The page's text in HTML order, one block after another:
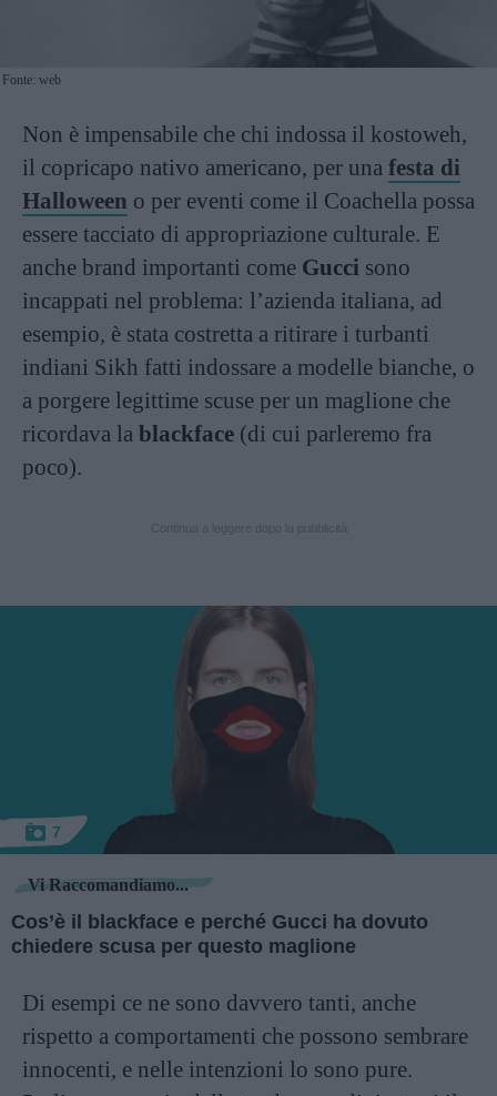
Fonte: web
Non è impensabile che chi indossa il kostoweh,
il copricapo nativo americano, per una festa di
Halloween o per eventi come il Coachella possa
essere tacciato di appropriazione culturale. E
anche brand importanti come Gucci sono
incappati nel problema: l’azienda italiana, ad
esempio, è stata costretta a ritirare i turbanti
indiani Sikh fatti indossare a modelle bianche, o
a porgere legittime scuse per un maglione che
ricordava la blackface (di cui parleremo fra
poco).
7
Vi Raccomandiamo...
Cos’è il blackface e perché Gucci ha dovuto
chiedere scusa per questo maglione
Di esempi ce ne sono davvero tanti, anche
rispetto a comportamenti che possono sembrare
innocenti, e nelle intenzioni lo sono pure.